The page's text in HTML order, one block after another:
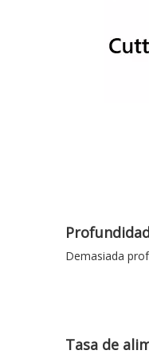
Demasiada
Tasa de